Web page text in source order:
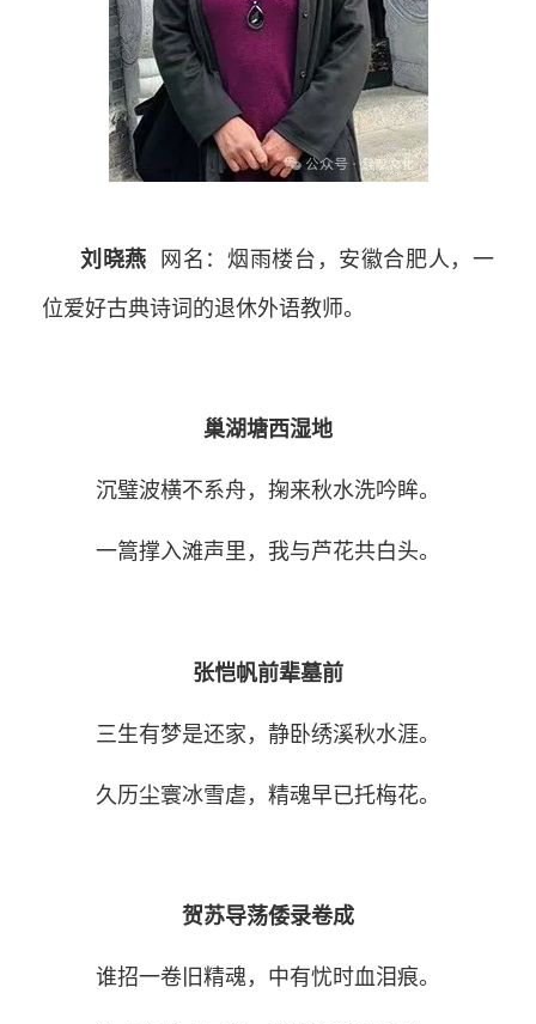
刘晓燕 网名：烟雨楼台，安徽合肥人，一
位爱好古典诗词的退休外语教师。
巢湖塘西湿地
沉璧波横不系舟，掬来秋水洗吟眸。
一篙撑入滩声里，我与芦花共白头。
张恺帆前辈墓前
三生有梦是还家，静卧绣溪秋水涯。
久历尘寰冰雪虐，精魂早已托梅花。
贺苏导荡倭录卷成
谁招一卷旧精魂，中有忧时血泪痕。